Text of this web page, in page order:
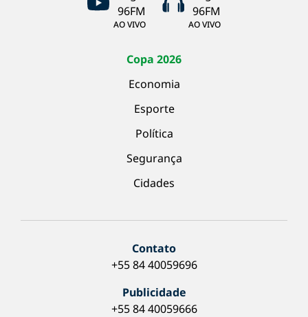
AO VIVO AO VIVO
Copa 2026
Economia
Esporte
Política
Segurança
Cidades
Contato
+55 84 40059696
Publicidade
+55 84 40059666